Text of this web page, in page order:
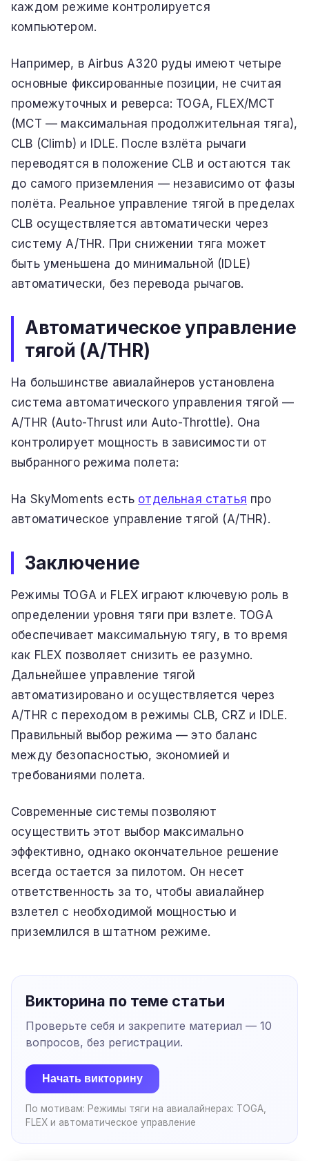
каждом режиме контролируется
компьютером.
Например, в Airbus A320 руды имеют четыре
основные фиксированные позиции, не считая
промежуточных и реверса: TOGA, FLEX/MCT
(MCT — максимальная продолжительная тяга),
CLB (Climb) и IDLE. После взлёта рычаги
переводятся в положение CLB и остаются так
до самого приземления — независимо от фазы
полёта. Реальное управление тягой в пределах
CLB осуществляется автоматически через
систему A/THR. При снижении тяга может
быть уменьшена до минимальной (IDLE)
автоматически, без перевода рычагов.
Автоматическое управление
тягой (A/THR)
На большинстве авиалайнеров установлена
система автоматического управления тягой —
A/THR (Auto-Thrust или Auto-Throttle). Она
контролирует мощность в зависимости от
выбранного режима полета:
На SkyMoments есть отдельная статья про
автоматическое управление тягой (A/THR).
Заключение
Режимы TOGA и FLEX играют ключевую роль в
определении уровня тяги при взлете. TOGA
обеспечивает максимальную тягу, в то время
как FLEX позволяет снизить ее разумно.
Дальнейшее управление тягой
автоматизировано и осуществляется через
A/THR с переходом в режимы CLB, CRZ и IDLE.
Правильный выбор режима — это баланс
между безопасностью, экономией и
требованиями полета.
Современные системы позволяют
осуществить этот выбор максимально
эффективно, однако окончательное решение
всегда остается за пилотом. Он несет
ответственность за то, чтобы авиалайнер
взлетел с необходимой мощностью и
приземлился в штатном режиме.
Викторина по теме статьи
Проверьте себя и закрепите материал — 10
вопросов, без регистрации.
Начать викторину
По мотивам: Режимы тяги на авиалайнерах: TOGA,
FLEX и автоматическое управление